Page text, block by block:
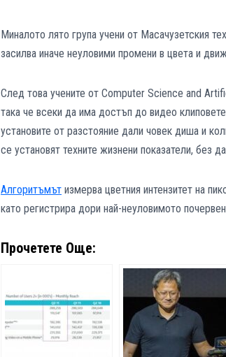
Миналото лято група учени от Масачузетския
засилва иначе неуловими промени в цвета и
След това учените от Computer Science and
така че всеки да има достъп до видео
установите от разстояние дали човек диша и
се установят техните жизнени показатели, без
Алгоритъмът измерва цветния интензитет на
като регистрира дори най-неуловимото
Прочетете Още: